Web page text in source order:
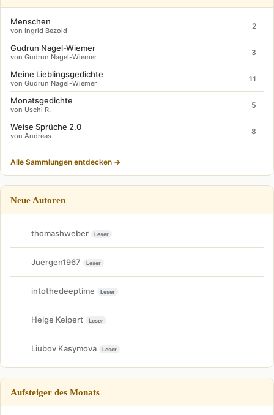
Menschen
von Ingrid Bezold
2
Gudrun Nagel-Wiemer
von Gudrun Nagel-Wiemer
3
Meine Lieblingsgedichte
von Gudrun Nagel-Wiemer
11
Monatsgedichte
von Uschi R.
5
Weise Sprüche 2.0
von Andreas
8
Alle Sammlungen entdecken →
Neue Autoren
thomashweber Leser
Juergen1967 Leser
intothedeeptime Leser
Helge Keipert Leser
Liubov Kasymova Leser
Aufsteiger des Monats